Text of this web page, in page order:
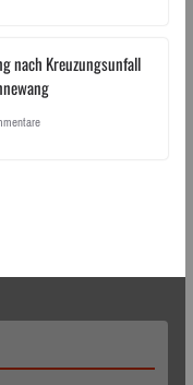
nach Kreuzungsunfall